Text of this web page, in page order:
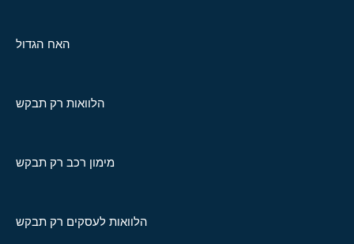
האח הגדול
הלוואות רק תבקש
מימון רכב רק תבקש
הלוואות לעסקים רק תבקש